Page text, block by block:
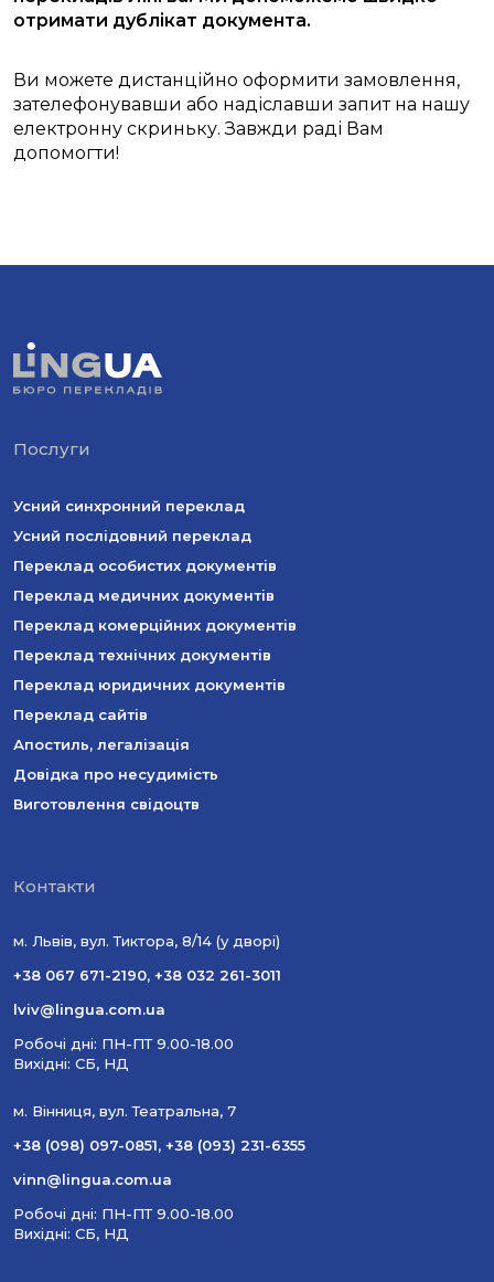
отримати дублікат документа.
Ви можете дистанційно оформити замовлення,
зателефонувавши або надіславши запит на нашу
електронну скриньку. Завжди раді Вам
допомогти!
Послуги
Усний синхронний переклад
Усний послідовний переклад
Переклад особистих документів
Переклад медичних документів
Переклад комерційних документів
Переклад технічних документів
Переклад юридичних документів
Переклад сайтів
Апостиль, легалізація
Довідка про несудимість
Виготовлення свідоцтв
Контакти
м. Львів, вул. Тиктора, 8/14 (у дворі)
+38 067 671-2190, +38 032 261-3011
lviv@lingua.com.ua
Робочі дні: ПН-ПТ 9.00-18.00
Вихідні: СБ, НД
м. Вінниця, вул. Театральна, 7
+38 (098) 097-0851, +38 (093) 231-6355
vinn@lingua.com.ua
Робочі дні: ПН-ПТ 9.00-18.00
Вихідні: СБ, НД